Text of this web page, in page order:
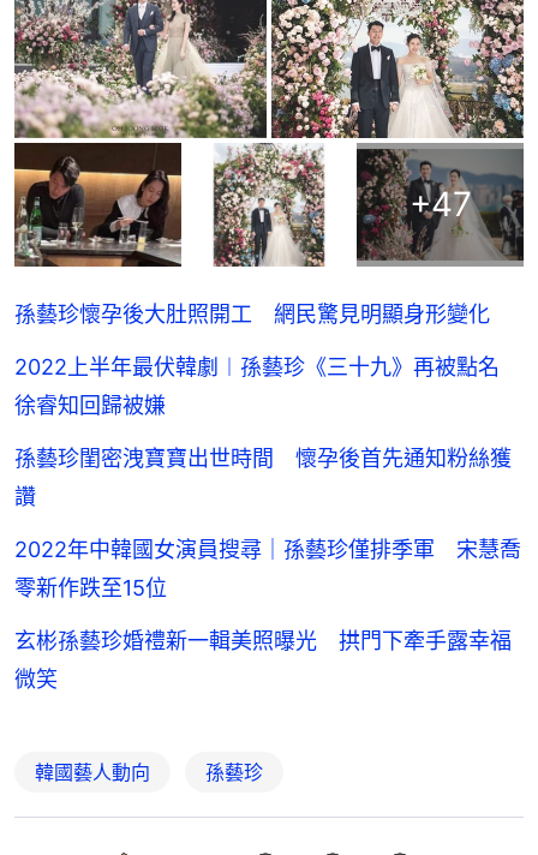
+47
孫藝珍懷孕後大肚照開工 網民驚見明顯身形變化
2022上半年最伏韓劇︱孫藝珍《三十九》再被點名
徐睿知回歸被嫌
孫藝珍閨密洩寶寶出世時間 懷孕後首先通知粉絲獲
讚
2022年中韓國女演員搜尋｜孫藝珍僅排季軍 宋慧喬
零新作跌至15位
玄彬孫藝珍婚禮新一輯美照曝光 拱門下牽手露幸福
微笑
韓國藝人動向 孫藝珍